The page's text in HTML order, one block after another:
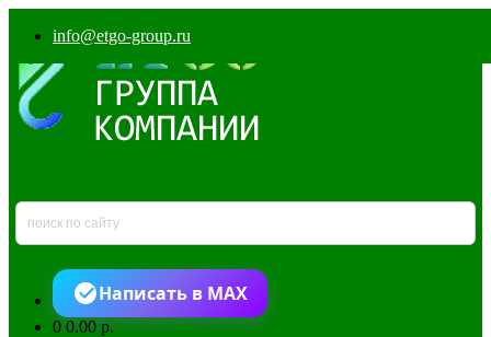
info@etgo-group.ru
Написать в MAX
00.00 р.